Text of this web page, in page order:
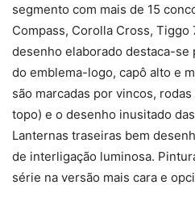
segmento com mais de 15
Compass, Corolla Cross, Tiggo
desenho elaborado destaca-se
do emblema-logo, capô alto e
são marcadas por vincos,
topo) e o desenho inusitado
Lanternas traseiras bem
de interligação luminosa.
série na versão mais cara e